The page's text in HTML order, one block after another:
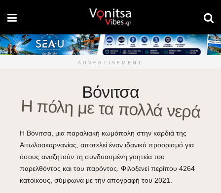
ADVERTISEMENT
Βόνιτσα
Η πόλη με τα πολλά νερά
Η Βόνιτσα, μια παραλιακή κωμόπολη στην καρδιά της
Αιτωλοακαρνανίας, αποτελεί έναν ιδανικό προορισμό για
όσους αναζητούν τη συνδυασμένη γοητεία του
παρελθόντος και του παρόντος. Φιλοξενεί περίπου 4264
κατοίκους, σύμφωνα με την απογραφή του 2021.